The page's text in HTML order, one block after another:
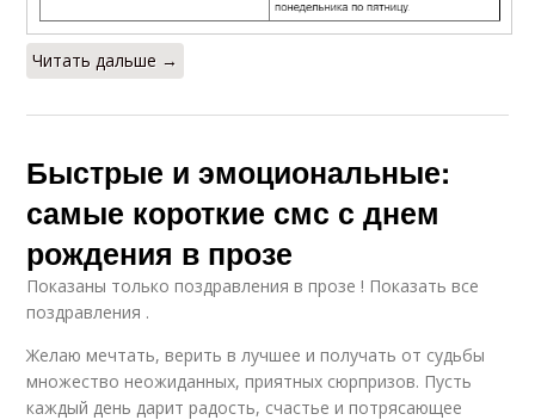
Читать дальше →
Быстрые и эмоциональные:
самые короткие смс с днем
рождения в прозе
Показаны только поздравления в прозе ! Показать все
поздравления .
Желаю мечтать, верить в лучшее и получать от судьбы
множество неожиданных, приятных сюрпризов. Пусть
каждый день дарит радость, счастье и потрясающее